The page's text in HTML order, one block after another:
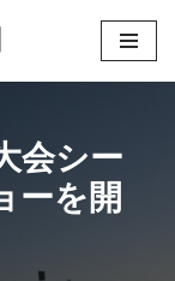
会シー
ーを開